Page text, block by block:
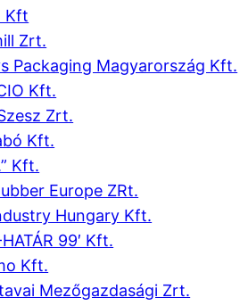
Kft
Zrt.
Packaging Magyarország Kft.
Kft.
Zrt.
Kft.
Kft.
Europe ZRt.
Hungary Kft.
99′ Kft.
Kft.
Mezőgazdasági Zrt.